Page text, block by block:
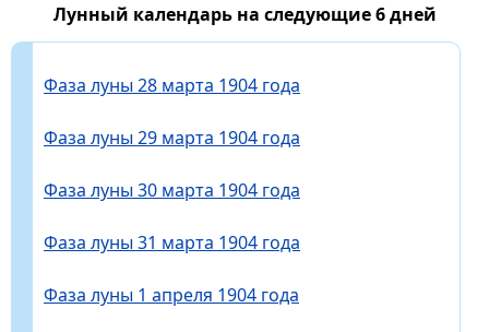
Лунный календарь на следующие 6 дней
Фаза луны 28 марта 1904 года
Фаза луны 29 марта 1904 года
Фаза луны 30 марта 1904 года
Фаза луны 31 марта 1904 года
Фаза луны 1 апреля 1904 года